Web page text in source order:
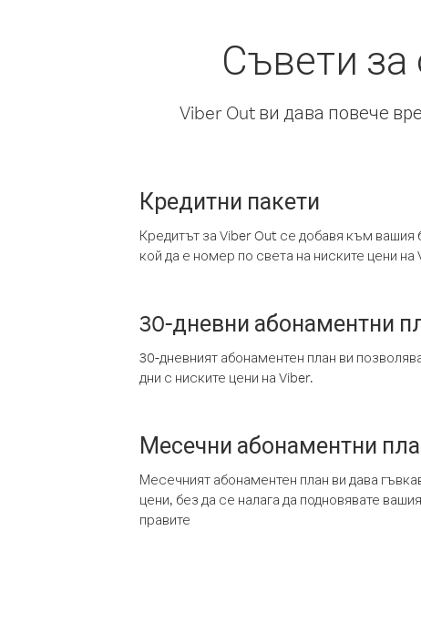
Съвети
Viber Out ви дава повече
Кредитни пакети
Кредитът за Viber Out се добавя към
кой да е номер по света на ниските цени на
30-дневни абонаментни
30-дневният абонаментен план ви
дни с ниските цени на Viber.
Месечни абонаментни
Месечният абонаментен план ви дава
цени, без да се налага да подновявате
правите